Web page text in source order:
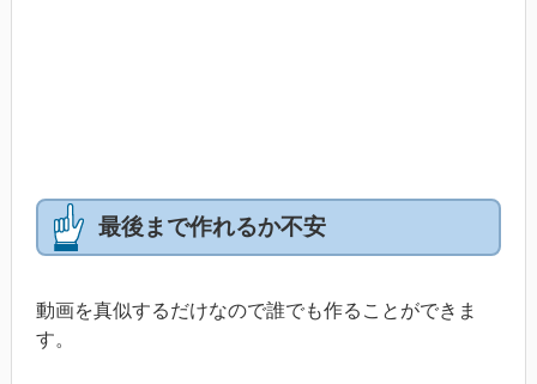
最後まで作れるか不安
動画を真似するだけなので誰でも作ることができま
す。